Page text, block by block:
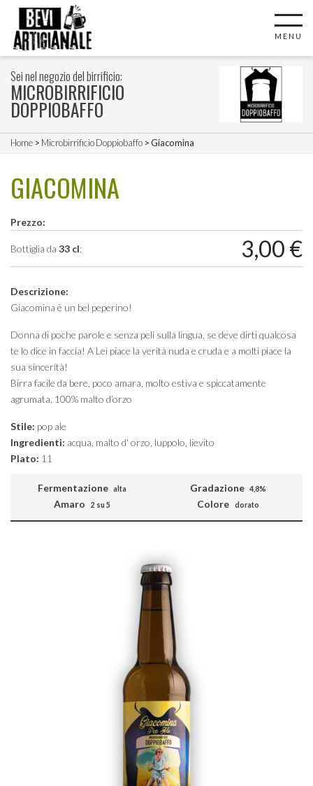
MENU
Sei nel negozio del birrificio:
MICROBIRRIFICIO
DOPPIOBAFFO
Home > Microbirrificio Doppiobaffo > Giacomina
GIACOMINA
Prezzo:
Bottiglia da 33 cl: 3,00 €
Descrizione:
Giacomina è un bel peperino!
Donna di poche parole e senza peli sulla lingua, se deve dirti qualcosa
te lo dice in faccia! A Lei piace la verità nuda e cruda e a molti piace la
sua sincerità!
Birra facile da bere, poco amara, molto estiva e spiccatamente
agrumata, 100% malto d’orzo
Stile: pop ale
Ingredienti: acqua, malto d' orzo, luppolo, lievito
Plato: 11
Fermentazione alta Gradazione 4,8%
Amaro 2 su 5 Colore dorato